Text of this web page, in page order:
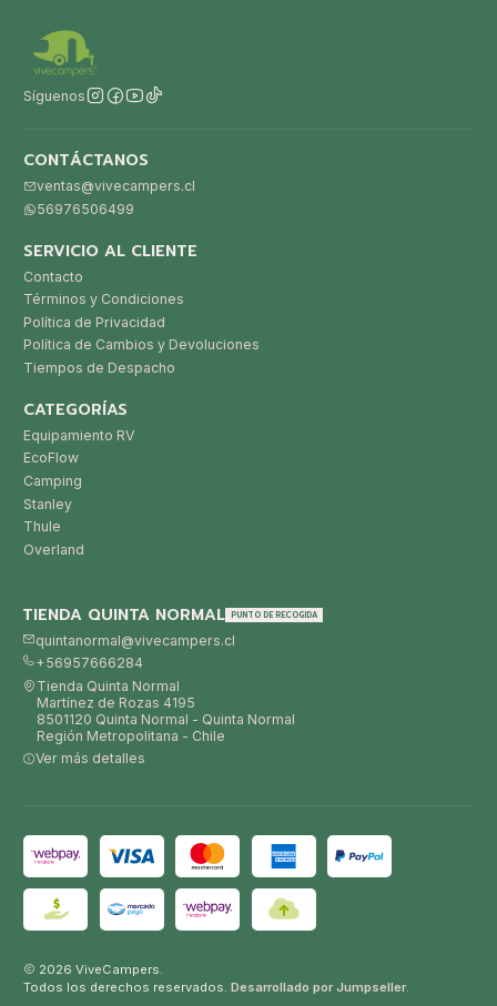
Síguenos
CONTÁCTANOS
ventas@vivecampers.cl
56976506499
SERVICIO AL CLIENTE
Contacto
Términos y Condiciones
Política de Privacidad
Política de Cambios y Devoluciones
Tiempos de Despacho
CATEGORÍAS
Equipamiento RV
EcoFlow
Camping
Stanley
Thule
Overland
TIENDA QUINTA NORMAL PUNTO DE RECOGIDA
quintanormal@vivecampers.cl
+56957666284
Tienda Quinta Normal
Martínez de Rozas 4195
8501120 Quinta Normal - Quinta Normal
Región Metropolitana - Chile
Ver más detalles
2026 ViveCampers.
Todos los derechos reservados. Desarrollado por Jumpseller.